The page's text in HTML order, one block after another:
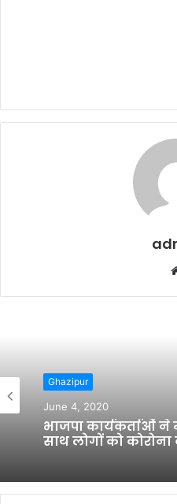
Ghazipur
June 4, 2020
भाजपा कार्यकर्ताओं
Ghazipur
आवश्यक सामग्री